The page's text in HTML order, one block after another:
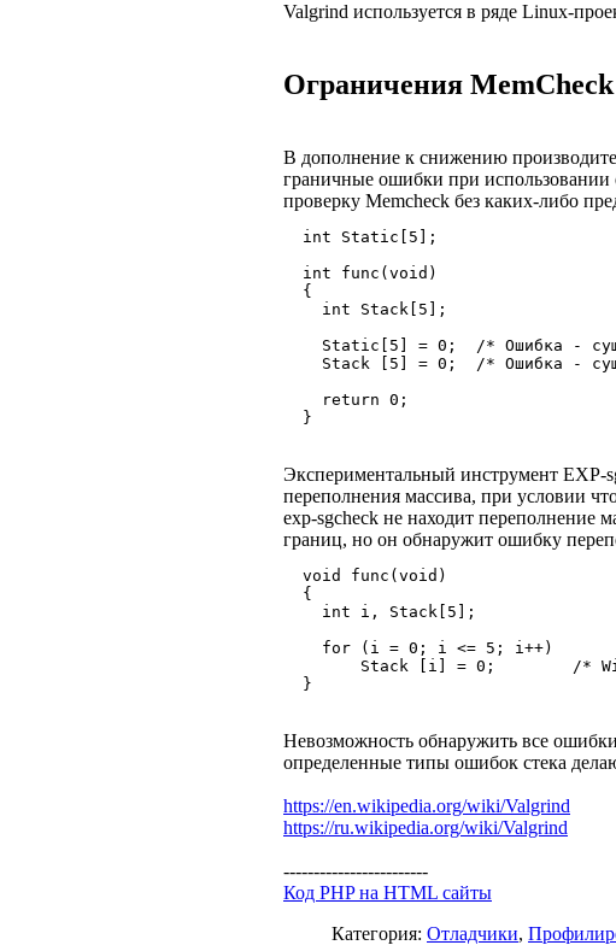
Valgrind используется в ряде Linux-
Ограничения MemCheck
В дополнение к снижению
граничные ошибки при
проверку Memcheck без каких-либо
  int Static[5];
  int func(void)
  {
    int Stack[5];
Static[5] = 0;  /* Ошибка -
Stack [5] = 0;  /* Ошибка -
    return 0;
  }
Экспериментальный инструмент EXP-
переполнения массива, при условии
exp-sgcheck не находит переполнение
границ, но он обнаружит ошибку
  void func(void)
  {
    int i, Stack[5];
    for (i = 0; i <= 5; i++)
Stack [i] = 0;        /*
  }
Невозможность обнаружить все
определенные типы ошибок стека
https://en.wikipedia.org/wiki/Valgrind
https://ru.wikipedia.org/wiki/Valgrind
------------------------
Код PHP на HTML сайты
Категория: Отладчики,